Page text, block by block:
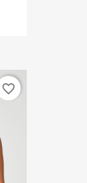
favorite_border